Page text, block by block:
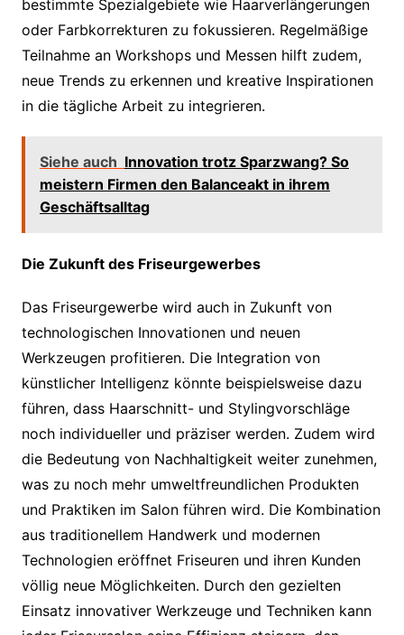
bestimmte Spezialgebiete wie Haarverlängerungen
oder Farbkorrekturen zu fokussieren. Regelmäßige
Teilnahme an Workshops und Messen hilft zudem,
neue Trends zu erkennen und kreative Inspirationen
in die tägliche Arbeit zu integrieren.
Siehe auch Innovation trotz Sparzwang? So
meistern Firmen den Balanceakt in ihrem
Geschäftsalltag
Die Zukunft des Friseurgewerbes
Das Friseurgewerbe wird auch in Zukunft von
technologischen Innovationen und neuen
Werkzeugen profitieren. Die Integration von
künstlicher Intelligenz könnte beispielsweise dazu
führen, dass Haarschnitt- und Stylingvorschläge
noch individueller und präziser werden. Zudem wird
die Bedeutung von Nachhaltigkeit weiter zunehmen,
was zu noch mehr umweltfreundlichen Produkten
und Praktiken im Salon führen wird. Die Kombination
aus traditionellem Handwerk und modernen
Technologien eröffnet Friseuren und ihren Kunden
völlig neue Möglichkeiten. Durch den gezielten
Einsatz innovativer Werkzeuge und Techniken kann